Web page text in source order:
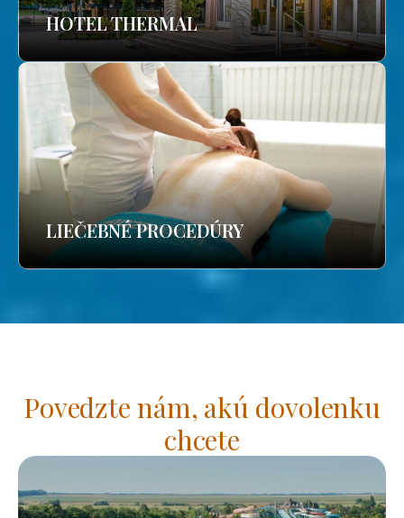
HOTEL THERMAL
LIEČEBNÉ PROCEDÚRY
Povedzte nám, akú dovolenku
chcete